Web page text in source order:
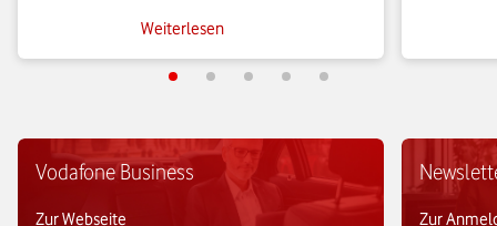
Weiterlesen
effektiv
Vodafone Business
Zur Webseite Zur